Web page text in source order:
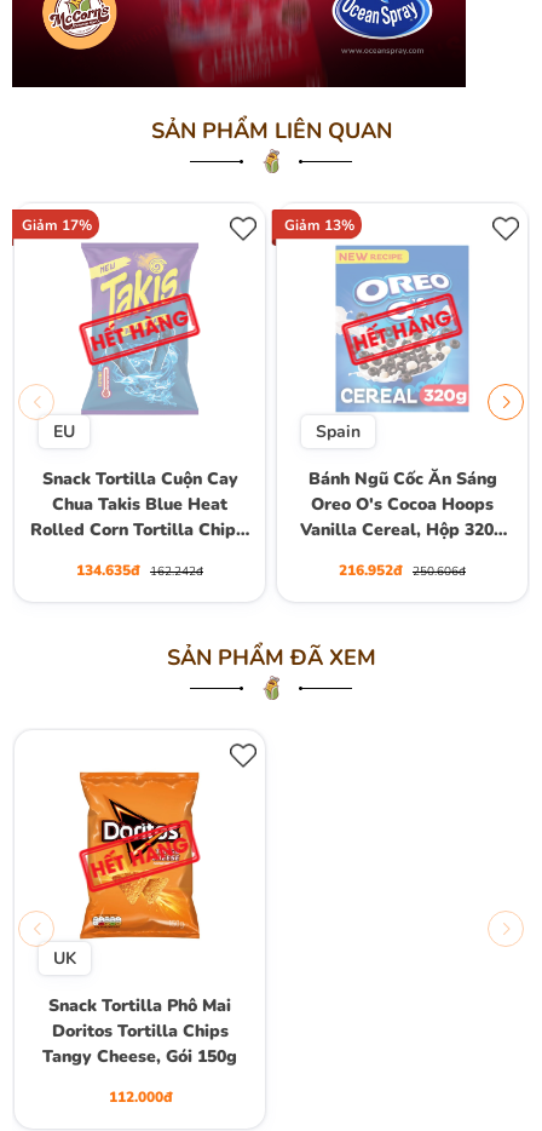
SẢN PHẨM LIÊN QUAN
Giảm 17%
EU
Snack Tortilla Cuộn Cay
Chua Takis Blue Heat
Rolled Corn Tortilla Chips,
134.635đ 162.242đ
Giảm 13%
Spain
Bánh Ngũ Cốc Ăn Sáng
Oreo O's Cocoa Hoops
Vanilla Cereal, Hộp 320g
216.952đ 250.606đ
SẢN PHẨM ĐÃ XEM
UK
Snack Tortilla Phô Mai
Doritos Tortilla Chips
Tangy Cheese, Gói 150g
112.000đ